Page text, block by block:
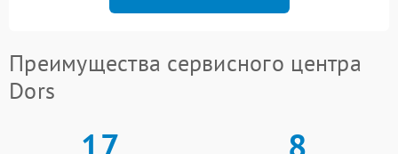
Преимущества сервисного центра
Dors
17 8